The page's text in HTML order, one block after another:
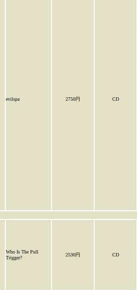
evilspa 2750円 CD
Who Is The Pull
Trigger?
2530円 CD